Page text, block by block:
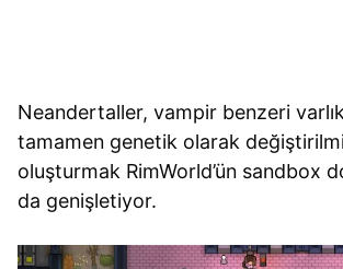
Neandertaller, vampir benzeri
tamamen genetik olarak
oluşturmak RimWorld’ün sandbox
da genişletiyor.